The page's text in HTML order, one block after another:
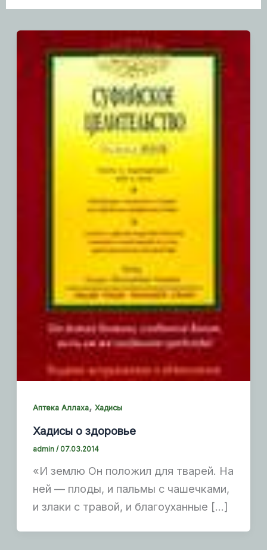
Аптека Аллаха,Хадисы
Хадисы о здоровье
admin/ 07.03.2014
«И землю Он положил для тварей. На
ней — плоды, и пальмы с чашечками,
и злаки с травой, и благоуханные […]